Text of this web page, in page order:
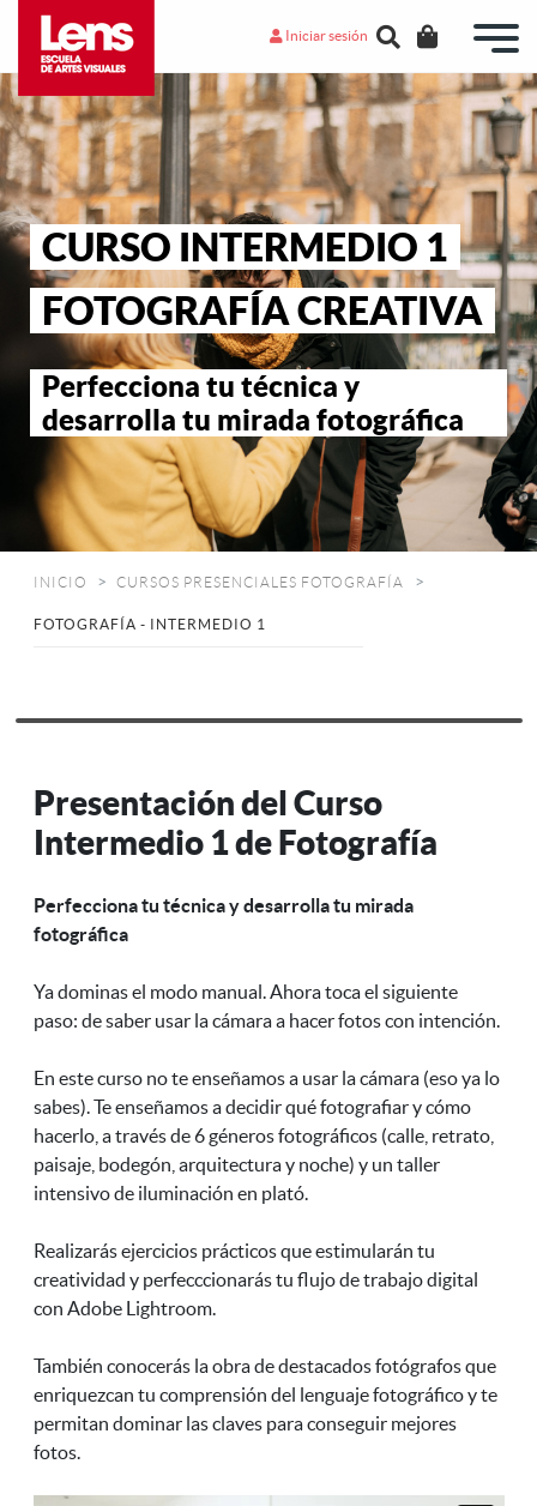
Iniciar sesión
CURSO INTERMEDIO 1
FOTOGRAFÍA CREATIVA
Perfecciona tu técnica y
desarrolla tu mirada fotográfica
INICIO CURSOS PRESENCIALES FOTOGRAFÍA
FOTOGRAFÍA - INTERMEDIO 1
Presentación del Curso
Intermedio 1 de Fotografía
Perfecciona tu técnica y desarrolla tu mirada
fotográfica
Ya dominas el modo manual. Ahora toca el siguiente
paso: de saber usar la cámara a hacer fotos con intención.
En este curso no te enseñamos a usar la cámara (eso ya lo
sabes). Te enseñamos a decidir qué fotografiar y cómo
hacerlo, a través de 6 géneros fotográficos (calle, retrato,
paisaje, bodegón, arquitectura y noche) y un taller
intensivo de iluminación en plató.
Realizarás ejercicios prácticos que estimularán tu
creatividad y perfecccionarás tu flujo de trabajo digital
con Adobe Lightroom.
También conocerás la obra de destacados fotógrafos que
enriquezcan tu comprensión del lenguaje fotográfico y te
permitan dominar las claves para conseguir mejores
fotos.